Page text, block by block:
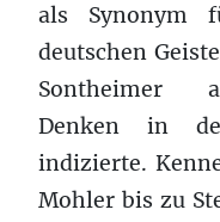
als Synonym
deutschen
Sontheimer
Denken in
indizierte.
Mohler bis zu